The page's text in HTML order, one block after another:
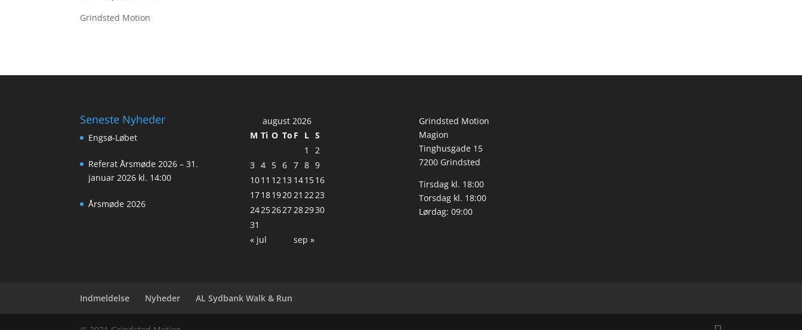
Grindsted Motion
Seneste Nyheder
Engsø-Løbet
Referat Årsmøde 2026 – 31.
januar 2026 kl. 14:00
Årsmøde 2026
august 2026
M Ti O To F L S
1
2
3 4 5 6 7 8 9
1011 12 13 141516
17181920 21 22 23
24252627 282930
31
« jul
sep »
Grindsted Motion
Magion
Tinghusgade 15
7200 Grindsted
Tirsdag kl. 18:00
Torsdag kl. 18:00
Lørdag: 09:00
Indmeldelse Nyheder AL Sydbank Walk & Run